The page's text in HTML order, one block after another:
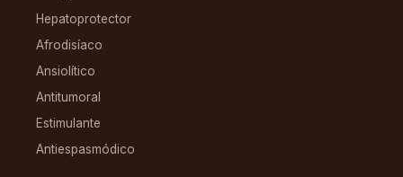
Hepatoprotector
Afrodisíaco
Ansiolítico
Antitumoral
Estimulante
Antiespasmódico